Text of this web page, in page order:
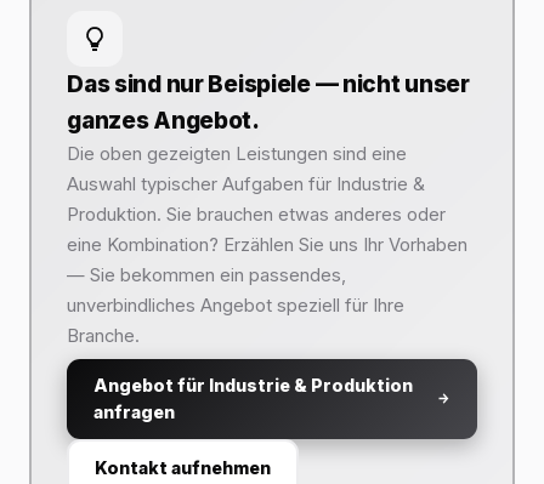
Das sind nur Beispiele — nicht unser
ganzes Angebot.
Die oben gezeigten Leistungen sind eine
Auswahl typischer Aufgaben für Industrie &
Produktion. Sie brauchen etwas anderes oder
eine Kombination? Erzählen Sie uns Ihr Vorhaben
— Sie bekommen ein passendes,
unverbindliches Angebot speziell für Ihre
Branche.
Angebot für Industrie & Produktion
anfragen
Kontakt aufnehmen